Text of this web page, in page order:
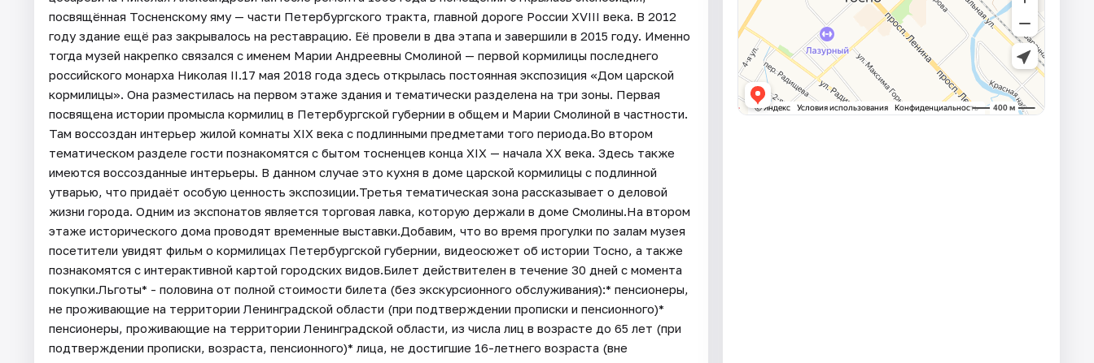
посвящённая Тосненскому яму — части Петербургского тракта, главной дороге России XVIII века. В 2012
году здание ещё раз закрывалось на реставрацию. Её провели в два этапа и завершили в 2015 году. Именно
тогда музей накрепко связался с именем Марии Андреевны Смолиной — первой кормилицы последнего
российского монарха Николая II.17 мая 2018 года здесь открылась постоянная экспозиция «Дом царской
кормилицы». Она разместилась на первом этаже здания и тематически разделена на три зоны. Первая
посвящена истории промысла кормилиц в Петербургской губернии в общем и Марии Смолиной в частности.
Там воссоздан интерьер жилой комнаты XIX века с подлинными предметами того периода.Во втором
тематическом разделе гости познакомятся с бытом тосненцев конца XIX — начала XX века. Здесь также
имеются воссозданные интерьеры. В данном случае это кухня в доме царской кормилицы с подлинной
утварью, что придаёт особую ценность экспозиции.Третья тематическая зона рассказывает о деловой
жизни города. Одним из экспонатов является торговая лавка, которую держали в доме Смолины.На втором
этаже исторического дома проводят временные выставки.Добавим, что во время прогулки по залам музея
посетители увидят фильм о кормилицах Петербургской губернии, видеосюжет об истории Тосно, а также
познакомятся с интерактивной картой городских видов.Билет действителен в течение 30 дней с момента
покупки.Льготы* - половина от полной стоимости билета (без экскурсионного обслуживания):* пенсионеры,
не проживающие на территории Ленинградской области (при подтверждении прописки и пенсионного)*
пенсионеры, проживающие на территории Ленинградской области, из числа лиц в возрасте до 65 лет (при
подтверждении прописки, возраста, пенсионного)* лица, не достигшие 16-летнего возраста (вне